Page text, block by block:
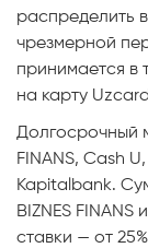
Кредит для
Кредит для
распределить
чрезмерной
принимается в
на карту
Долгосрочный
FINANS, Cash
Kapitalbank.
BIZNES
ставки — от